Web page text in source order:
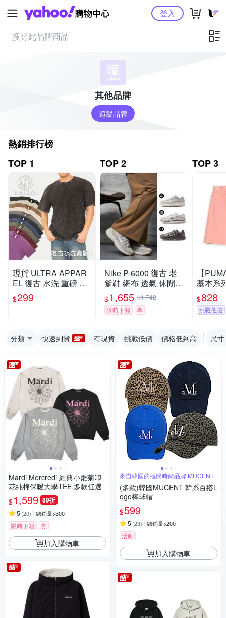
Yahoo購物中心登入
其他品牌
追蹤品牌
熱銷排行榜
TOP 1
現貨 ULTRA APPAR
EL 復古 水洗 重磅 寬
版 落肩 百搭 短T 男女
UA2350-
$299
TOP 2
Nike P-6000 復古 老
爹鞋 網布 透氣 休閒
運動 休閒鞋 CD6404
202 HV4312025 HV6
353001 多款任選
$1,655 $1,742
限時下殺
券
TOP 3
【
基本系
$828
挑戰低價
分類 快速到貨 有現貨 挑戰低價 價格低到高 尺寸
Mardi Mercredi 經典小雛菊印
花純棉保暖大學TEE 多款任選
$1,599 89折
5 (20) 總銷量>300
限時下殺 券
加入購物車
來自韓國的極簡時尚品牌 MUCENT
(多款)韓國MUCENT 韓系百搭L
ogo棒球帽
$599
5 (23) 總銷量>200
活動
加入購物車